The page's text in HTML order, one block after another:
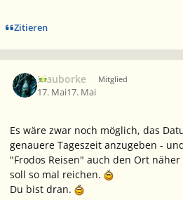
Zitieren
Blauborke Mitglied
17. Mai17. Mai
Es wäre zwar noch möglich, das
genauere Tageszeit anzugeben -
"Frodos Reisen" auch den Ort
soll so mal reichen.
Du bist dran.